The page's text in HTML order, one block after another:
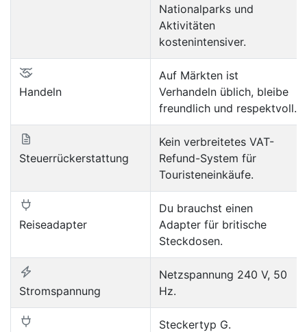
Nationalparks und
Aktivitäten
kostenintensiver.
Handeln
Auf Märkten ist
Verhandeln üblich, bleibe
freundlich und respektvoll.
Steuerrückerstattung
Kein verbreitetes VAT-
Refund-System für
Touristeneinkäufe.
Reiseadapter
Du brauchst einen
Adapter für britische
Steckdosen.
Stromspannung
Netzspannung 240 V, 50
Hz.
Steckertyp G.